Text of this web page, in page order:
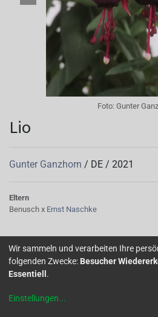
Foto: Gunter
Lio
Gunter Ganzhorn / DE / 2021
Eltern
Benusch x Ernst Naschke
Home
Wir sammeln und verarbeiten Ihre
folgenden Zwecke: Besucher
Essentiell .
Einstellungen...